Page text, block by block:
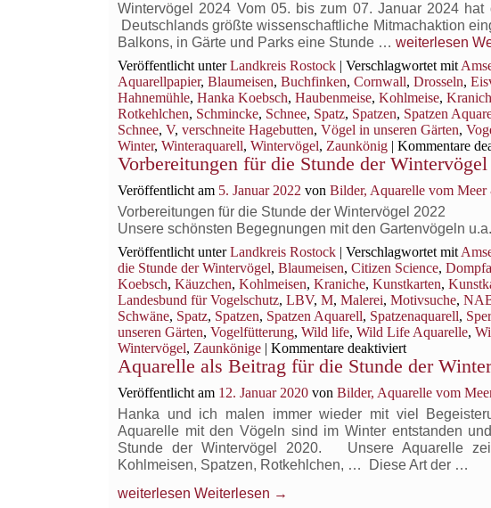
Wintervögel 2024 Vom 05. bis zum 07. Januar 2024
Deutschlands größte wissenschaftliche Mitmachaktion
Balkons, in Gärte und Parks eine Stunde … Das
Aquarell
„Eine
Haubenmeise
hat
die
verschneiten
Hagebutten
weiterlesen
Veröffentlicht unter Landkreis Rostock | Verschlagwortet mit
Aquarellpapier, Blaumeisen, Buchfinken, Cornwall, Drosseln,
Hahnemühle, Hanka Koebsch, Haubenmeise, Kohlmeise,
Rotkehlchen, Schmincke, Schnee, Spatz, Spatzen, Spatzen
Schnee, V, verschneite Hagebutten, Vögel in unseren Gärten,
Winter, Winteraquarell, Wintervögel, Zaunkönig | Kommentare
Vorbereitungen für die Stunde der
Veröffentlicht am 5. Januar 2022 von Bilder, Aquarelle vom
Vorbereitungen für die Stunde der Wintervögel 2022
Unsere schönsten Begegnungen mit den Gartenvögeln
Veröffentlicht unter Landkreis Rostock | Verschlagwortet mit
die Stunde der Wintervögel, Blaumeisen, Citizen Science,
Koebsch, Käuzchen, Kohlmeisen, Kraniche, Kunstkarten,
Landesbund für Vogelschutz, LBV, M, Malerei, Motivsuche,
Schwäne, Spatz, Spatzen, Spatzen Aquarell, Spatzenaquarell,
unseren Gärten, Vogelfütterung, Wild life, Wild Life Aquarelle,
Wintervögel, Zaunkönige | Kommentare deaktiviertfür
Vorbereitungen
die
Stunde
der
Wintervögel
2022
Aquarelle als Beitrag für die Stunde der
Veröffentlicht am 12. Januar 2020 von Bilder, Aquarelle vom
Hanka und ich malen immer wieder mit viel
Aquarelle mit den Vögeln sind im Winter entstanden
Stunde der Wintervögel 2020. Unsere Aquarelle
Kohlmeisen, Spatzen, Rotkehlchen, … Diese Art der …
weiterlesen Weiterlesen →